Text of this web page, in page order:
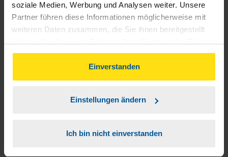
soziale Medien, Werbung und Analysen weiter. Unsere
Partner führen diese Informationen möglicherweise mit
weiteren Daten zusammen, die Sie ihnen bereitgestellt
gesammelt haben. Indem Sie auf Einverstanden klicken,
können Sie der Verwendung von Cookies, gemäß
unserer
Einverstanden
Einstellungen ändern
Ich bin nicht einverstanden
Schnelleinstiege
Steuererklärung machen lassen
Online-Steuererklärung
Die erste Steuererklärung
Für Azubis